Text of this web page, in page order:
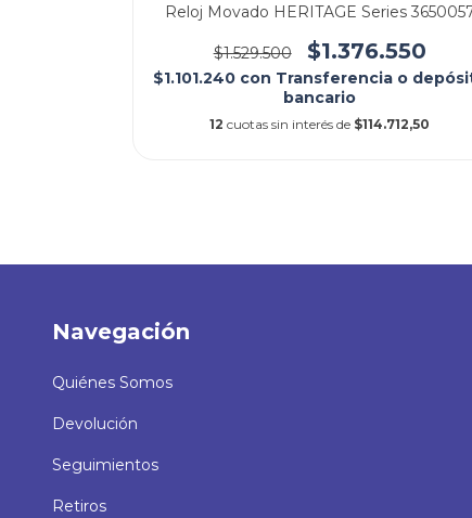
Reloj Movado HERITAGE Series
$1.529.500 $1.376.550
$1.101.240 con Transferencia o
bancario
12 cuotas sin interés de $114.712,50
Navegación
Quiénes Somos
Devolución
Seguimientos
Retiros